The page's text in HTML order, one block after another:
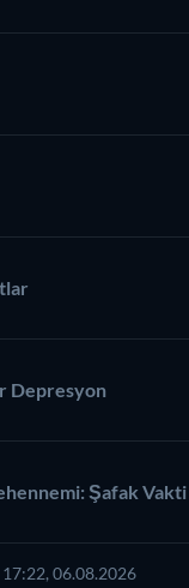
Depresyon
Şafak Vakti
17:22, 06.08.2026